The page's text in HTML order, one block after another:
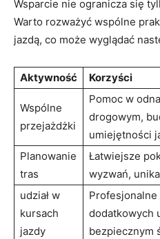
Wsparcie​ nie ogranicza się
Warto rozważyć wspólne
jazdą, co może wyglądać
Aktywność Korzyści
Wspólne
przejażdżki
Pomoc w
⁤drogowym,
umiejętności
Planowanie
tras
Łatwiejsze
wyzwań,
udział w
kursach
jazdy
⁣dodatkowych
bezpiecznym